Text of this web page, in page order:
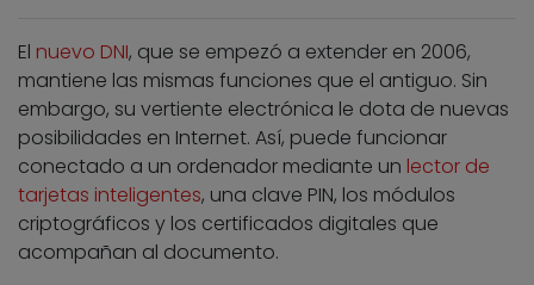
El nuevo DNI, que se empezó a extender en 2006,
mantiene las mismas funciones que el antiguo. Sin
embargo, su vertiente electrónica le dota de nuevas
posibilidades en Internet. Así, puede funcionar
conectado a un ordenador mediante un lector de
tarjetas inteligentes, una clave PIN, los módulos
criptográficos y los certificados digitales que
acompañan al documento.